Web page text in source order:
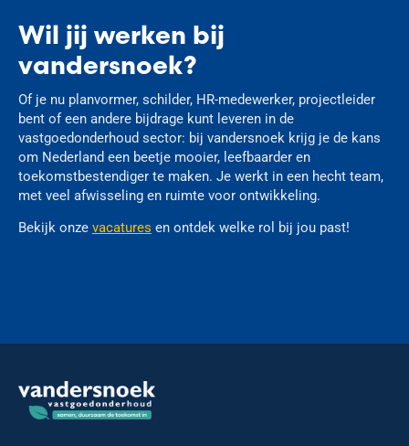
Wil jij werken bij
vandersnoek?
Of je nu planvormer, schilder, HR-medewerker, projectleider
bent of een andere bijdrage kunt leveren in de
vastgoedonderhoud sector: bij vandersnoek krijg je de kans
om Nederland een beetje mooier, leefbaarder en
toekomstbestendiger te maken. Je werkt in een hecht team,
met veel afwisseling en ruimte voor ontwikkeling.
Bekijk onze vacatures en ontdek welke rol bij jou past!